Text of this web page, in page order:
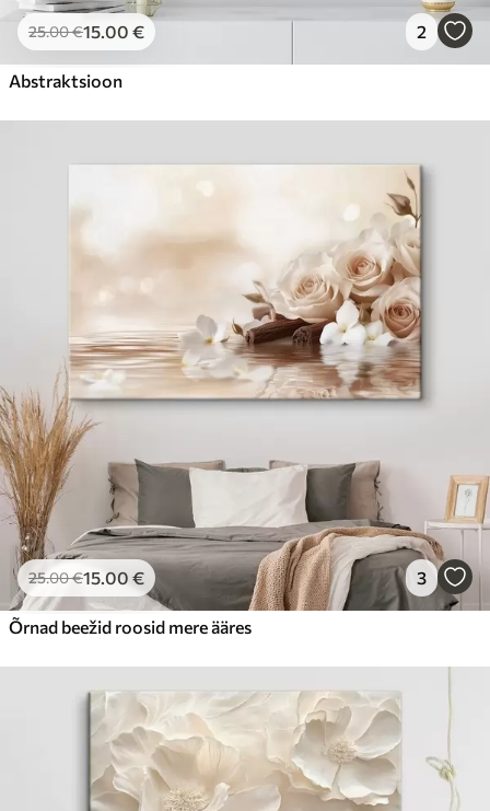
25.00€15.00 € 2
Abstraktsioon
25.00€15.00 € 3
Õrnad beežid roosid mere ääres